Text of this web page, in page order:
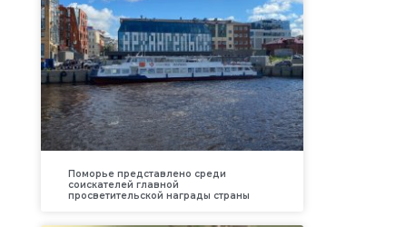
Поморье представлено среди
соискателей главной
просветительской награды страны